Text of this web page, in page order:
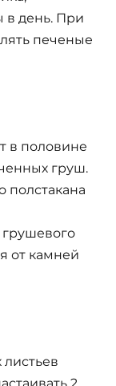
в день. При
печеные
в половине
груш.
полстакана
от камней